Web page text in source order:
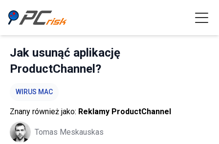
Jak usunąć aplikację
ProductChannel?
WIRUS MAC
Znany również jako: Reklamy ProductChannel
Tomas Meskauskas